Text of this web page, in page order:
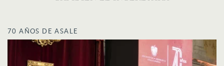
70 AÑOS DE ASALE